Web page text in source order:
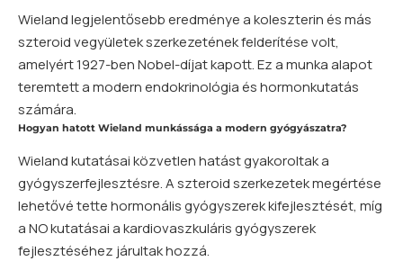
Wieland legjelentősebb eredménye a koleszterin és más
szteroid vegyületek szerkezetének felderítése volt,
amelyért 1927-ben Nobel-díjat kapott. Ez a munka alapot
teremtett a modern endokrinológia és hormonkutatás
számára.
Hogyan hatott Wieland munkássága a modern gyógyászatra?
Wieland kutatásai közvetlen hatást gyakoroltak a
gyógyszerfejlesztésre. A szteroid szerkezetek megértése
lehetővé tette hormonális gyógyszerek kifejlesztését, míg
a NO kutatásai a kardiovaszkuláris gyógyszerek
fejlesztéséhez járultak hozzá.